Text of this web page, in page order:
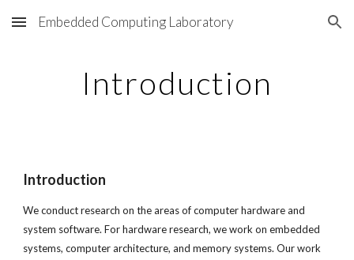
Skip to main content Skip to navigation
Embedded Computing Laboratory
Introduction
Introduction
We conduct research on the areas of computer hardware and
system software. For hardware research, we work on embedded
systems, computer architecture, and memory systems. Our work